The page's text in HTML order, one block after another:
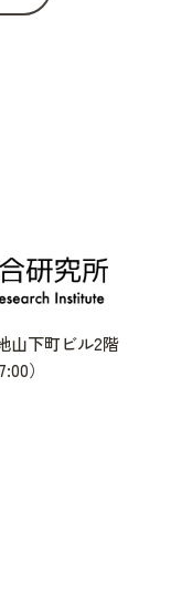
山下町ビル2階
）